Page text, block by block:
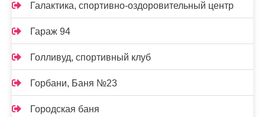
Галактика, спортивно-оздоровительный центр
Гараж 94
Голливуд, спортивный клуб
Горбани, Баня №23
Городская баня